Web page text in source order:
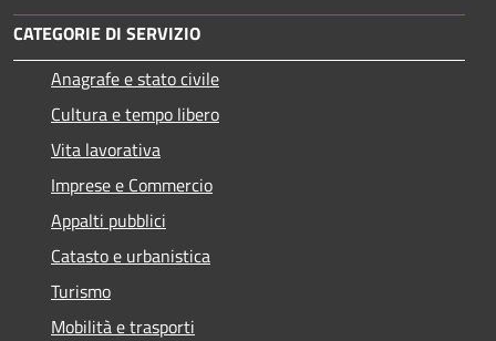
CATEGORIE DI SERVIZIO
Anagrafe e stato civile
Cultura e tempo libero
Vita lavorativa
Imprese e Commercio
Appalti pubblici
Catasto e urbanistica
Turismo
Mobilità e trasporti